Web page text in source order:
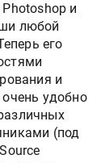
и
любой
его
и
удобно
(под